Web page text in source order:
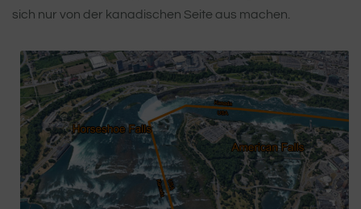
sich nur von der kanadischen Seite aus machen.